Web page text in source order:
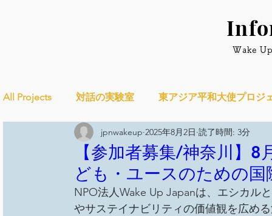
​Wake
All Projects 対話の実験室 東アジア平和大使プロジ
Ethical＆Sustainably シティズンシップ啓発出前授
YouthCan CHANGE 社会を変
【参加者募集/神奈川】
ども・ユースのための国
jpnwakeup 2025年8月2日 読了時間: 3分
NPO法人Wake Up Japanは、エシカル
やサステイナビリティの価値観を広め